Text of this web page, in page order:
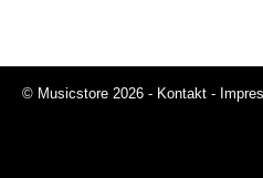
© Musicstore 2026 - Kontakt -